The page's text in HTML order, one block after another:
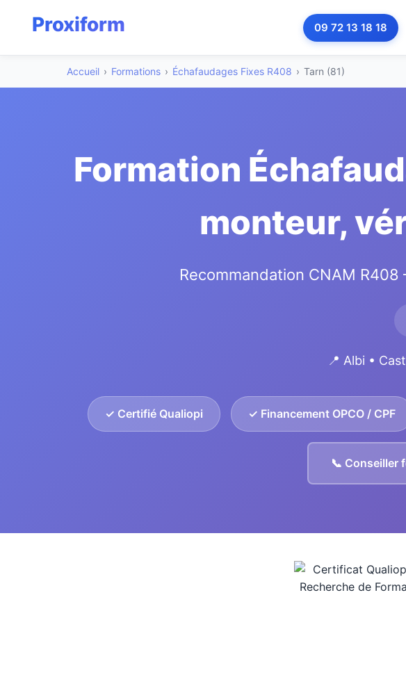
09 72 13 18 18
Accueil › Formations › Échafaudages Fixes R408 › Tarn (81)
Formation
monteur,
Recommandation CNAM
📍 Albi •
✓ Certifié Qualiopi ✓ Financement OPCO / CPF
📞 Conseiller